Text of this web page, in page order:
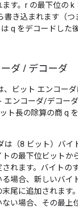
す。r の最下位の k
書き込まれます（
q をデコードした
ダ / デコーダ
、ビット エンコー
エンコーダ/デコー
ト長の除算の商 q
は（8 ビット）バイ
トの最下位ビットか
れます。バイトの
場合、新しいバイ
尾に追加されます
い場合、その最上